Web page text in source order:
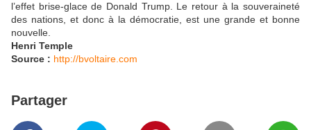
l’effet brise-glace de Donald Trump. Le retour à la souveraineté
des nations, et donc à la démocratie, est une grande et bonne
nouvelle.
Henri Temple
Source : http://bvoltaire.com
Partager